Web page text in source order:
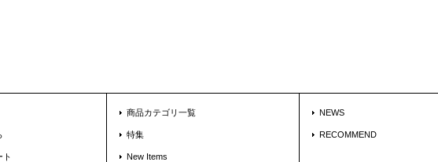
ト
商品カテゴリ一覧
特集
New Items
NEWS
RECOMMEND